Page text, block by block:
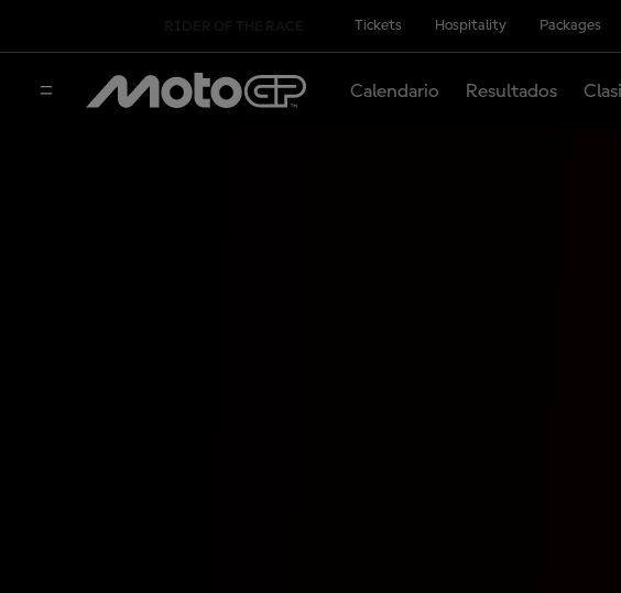
Tickets Hospitality Packages
Calendario Resultados